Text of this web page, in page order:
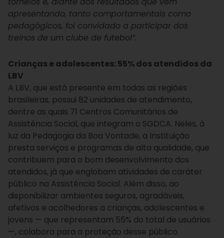
apresentando, tanto comportamentais como
pedagógicos, foi convidado a participar dos
treinos de um clube de futebol”.
Crianças e adolescentes: 55% dos atendidos da
LBV
A LBV, que está presente em todas as regiões
brasileiras, possui 82 unidades de atendimento,
dentre as quais 71 Centros Comunitários de
Assistência Social, que integram o SGDCA. Neles, à
luz da Pedagogia da Boa Vontade, a Instituição
presta serviços e programas de alta qualidade, que
contribuem para o bom desenvolvimento dos
atendidos, já que englobam atividades de caráter
público na Assistência Social. Além disso, ao
disponibilizar ambientes seguros, agradáveis,
afetivos e acolhedores a crianças, adolescentes e
jovens — que representam 55% do total de usuários
—, colabora para a proteção desse público.